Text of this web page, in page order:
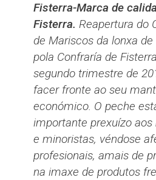
Fisterra-Marca de
Fisterra. Reapertura do
de Mariscos da lonxa
pola Confraría de
segundo trimestre de
facer fronte ao seu
económico. O peche
importante prexuízo
e minoristas, véndose
profesionais, amais de
na imaxe de produtos